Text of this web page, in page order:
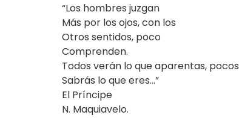
“Los hombres juzgan
Más por los ojos, con los
Otros sentidos, poco
Comprenden.
Todos verán lo que aparentas, pocos
Sabrás lo que eres…”
El Príncipe
N. Maquiavelo.